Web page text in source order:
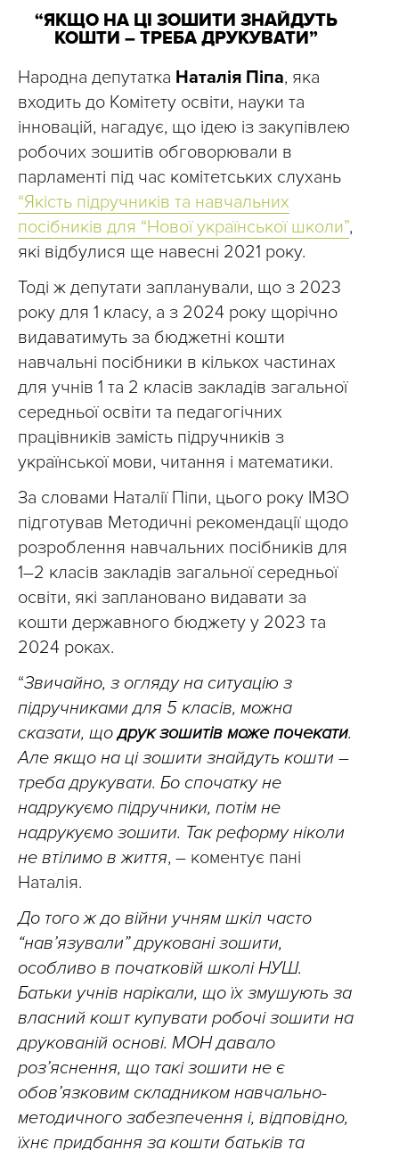
“ЯКЩО НА ЦІ ЗОШИТИ ЗНАЙДУТЬ
КОШТИ – ТРЕБА ДРУКУВАТИ”
Народна депутатка Наталія Піпа, яка
входить до Комітету освіти, науки та
інновацій, нагадує, що ідею із закупівлею
робочих зошитів обговорювали в
парламенті під час комітетських слухань
“Якість підручників та навчальних
посібників для “Нової української школи”,
які відбулися ще навесні 2021 року.
Тоді ж депутати запланували, що з 2023
року для 1 класу, а з 2024 року щорічно
видаватимуть за бюджетні кошти
навчальні посібники в кількох частинах
для учнів 1 та 2 класів закладів загальної
середньої освіти та педагогічних
працівників замість підручників з
української мови, читання і математики.
За словами Наталії Піпи, цього року ІМЗО
підготував Методичні рекомендації щодо
розроблення навчальних посібників для
1–2 класів закладів загальної середньої
освіти, які заплановано видавати за
кошти державного бюджету у 2023 та
2024 роках.
“Звичайно, з огляду на ситуацію з
підручниками для 5 класів, можна
сказати, щодрук зошитів може почекати.
Але якщо на ці зошити знайдуть кошти –
треба друкувати. Бо спочатку не
надрукуємо підручники, потім не
надрукуємо зошити. Так реформу ніколи
не втілимо в життя, – коментує пані
Наталія.
До того ж до війни учням шкіл часто
“нав’язували” друковані зошити,
особливо в початковій школі НУШ.
Батьки учнів нарікали, що їх змушують за
власний кошт купувати робочі зошити на
друкованій основі. МОН давало
роз’яснення, що такі зошити не є
обов’язковим складником навчально-
методичного забезпечення і, відповідно,
їхнє придбання за кошти батьків та